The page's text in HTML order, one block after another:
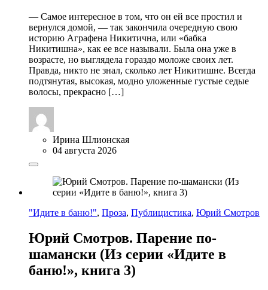
— Самое интересное в том, что он ей все простил и
вернулся домой, — так закончила очередную свою
историю Аграфена Никитична, или «бабка
Никитишна», как ее все называли. Была она уже в
возрасте, но выглядела гораздо моложе своих лет.
Правда, никто не знал, сколько лет Никитишне. Всегда
подтянутая, высокая, модно уложенные густые седые
волосы, прекрасно […]
Ирина Шлионская
04 августа 2026
"Идите в баню!", Проза, Публицистика, Юрий Смотров
Юрий Смотров. Парение по-
шамански (Из серии «Идите в
баню!», книга 3)